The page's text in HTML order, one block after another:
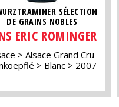
SÉLECTION
DE GRAINS NOBLES
ERIC ROMINGER
Alsace Grand Cru
Blanc 2007